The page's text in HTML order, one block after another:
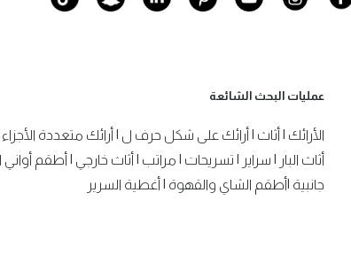
عمليات البحث الشائعة
الأرائك أثاث أرائك على شكل حرف ل أرائك متعددة الأجزاء
أثاث البار
سراير تسريحات مراتب أثاث خارجي أطقم أواني
جانبية أطقم الشاي والقهوة أغطية السرير